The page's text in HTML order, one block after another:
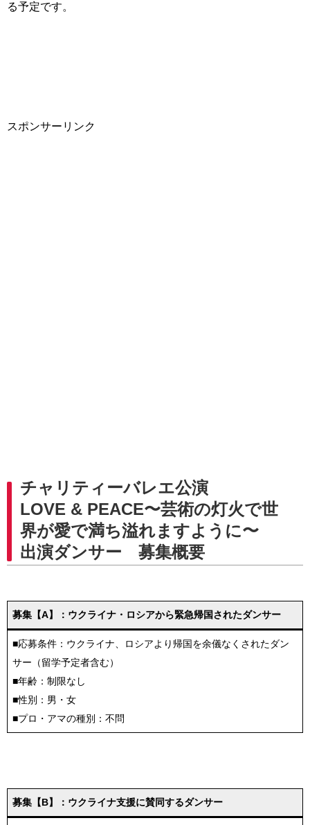
る予定です。
スポンサーリンク
チャリティーバレエ公演
LOVE & PEACE〜芸術の灯火で世
界が愛で満ち溢れますように〜
出演ダンサー 募集概要
募集【A】：ウクライナ・ロシアから緊急帰国されたダンサー
■応募条件：ウクライナ、ロシアより帰国を余儀なくされたダン
サー（留学予定者含む）
■年齢：制限なし
■性別：男・女
■プロ・アマの種別：不問
募集【B】：ウクライナ支援に賛同するダンサー